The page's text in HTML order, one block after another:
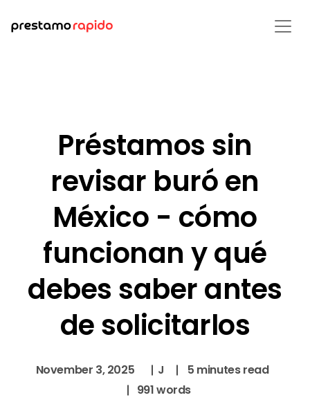
Préstamos sin
revisar buró en
México - cómo
funcionan y qué
debes saber antes
de solicitarlos
November 3, 2025 J 5 minutes read
991words